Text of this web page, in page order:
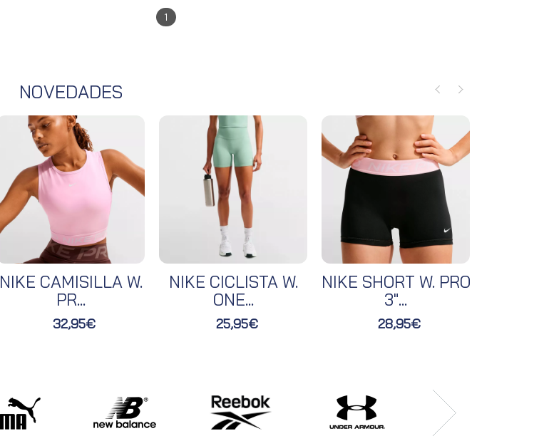
1
NOVEDADES
NIKE CAMISILLA W.
PR...
32,95€
NIKE CICLISTA W.
ONE...
25,95€
NIKE SHORT W. PRO
3"...
28,95€